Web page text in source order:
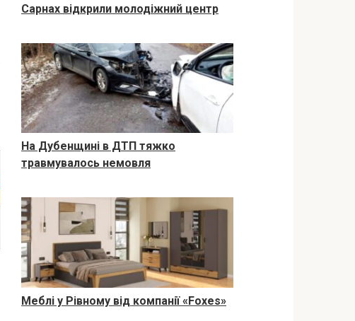
Сарнах відкрили молодіжний центр
На Дубенщині в ДТП тяжко
травмувалось немовля
Меблі у Рівному від компанії «Foxes»